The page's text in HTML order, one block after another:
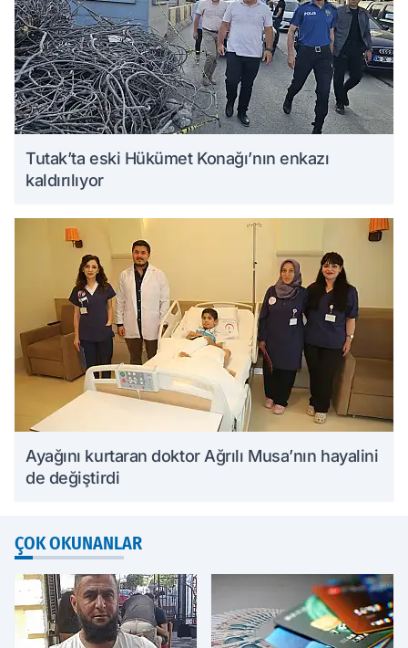
Tutak’ta eski Hükümet Konağı’nın enkazı
kaldırılıyor
Ayağını kurtaran doktor Ağrılı Musa’nın hayalini
de değiştirdi
ÇOK OKUNANLAR